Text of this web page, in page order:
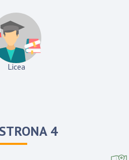
Licea
4